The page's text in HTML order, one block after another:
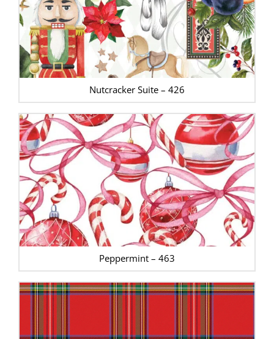
Nutcracker Suite – 426
Peppermint – 463